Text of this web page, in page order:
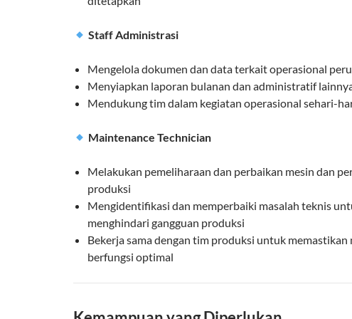
Staff Administrasi
Mengelola dokumen dan data terkait operasional
Menyiapkan laporan bulanan dan administratif
Mendukung tim dalam kegiatan operasional sehari-
Maintenance Technician
Melakukan pemeliharaan dan perbaikan mesin dan
produksi
Mengidentifikasi dan memperbaiki masalah teknis
menghindari gangguan produksi
Bekerja sama dengan tim produksi untuk memastikan
berfungsi optimal